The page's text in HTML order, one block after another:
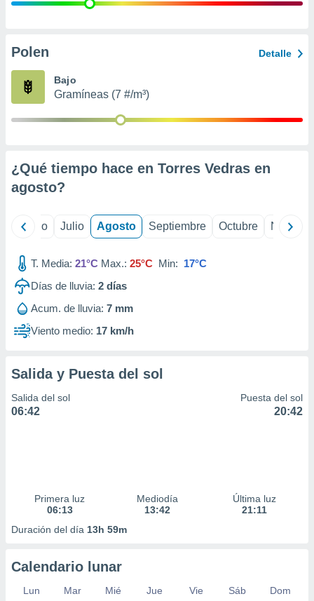
publicidad
de
Polen Detalle
Bajo
Gramíneas (7 #/m³)
¿Qué tiempo hace en Torres Vedras en
agosto?
Junio Julio Agosto Septiembre Octubre
T. Media: 21°C Max.: 25°C Min: 17°C
Días de lluvia: 2 días
Acum. de lluvia: 7 mm
Viento medio: 17 km/h
Salida y Puesta del sol
Salida del sol
06:42
Puesta del sol
20:42
Primera luz
06:13
Mediodía
13:42
Última luz
21:11
Duración del día 13h 59m
Calendario lunar
Lun Mar Mié Jue Vie Sáb
Dom